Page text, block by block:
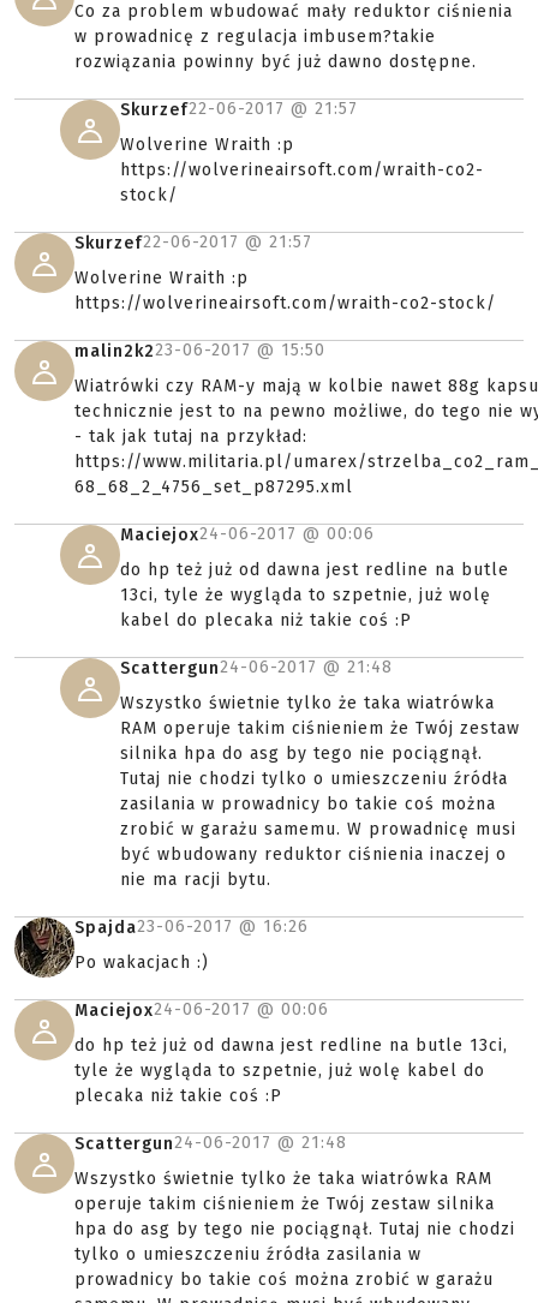
Co za problem wbudować mały reduktor ciśnienia
w prowadnicę z regulacja imbusem?takie
rozwiązania powinny być już dawno dostępne.
Skurzef22-06-2017 @ 21:57
Wolverine Wraith :p
https://wolverineairsoft.com/wraith-co2-
stock/
Skurzef22-06-2017 @ 21:57
Wolverine Wraith :p
https://wolverineairsoft.com/wraith-co2-stock/
malin2k223-06-2017 @ 15:50
Wiatrówki czy RAM-y mają w kolbie nawet 88g
technicznie jest to na pewno możliwe, do tego nie
- tak jak tutaj na przykład:
https://www.militaria.pl/umarex/
68_68_2_4756_set_p87295.xml
Maciejox24-06-2017 @ 00:06
do hp też już od dawna jest redline na butle
13ci, tyle że wygląda to szpetnie, już wolę
kabel do plecaka niż takie coś :P
Scattergun24-06-2017 @ 21:48
Wszystko świetnie tylko że taka wiatrówka
RAM operuje takim ciśnieniem że Twój zestaw
silnika hpa do asg by tego nie pociągnął.
Tutaj nie chodzi tylko o umieszczeniu źródła
zasilania w prowadnicy bo takie coś można
zrobić w garażu samemu. W prowadnicę musi
być wbudowany reduktor ciśnienia inaczej o
nie ma racji bytu.
Spajda23-06-2017 @ 16:26
Po wakacjach :)
Maciejox24-06-2017 @ 00:06
do hp też już od dawna jest redline na butle 13ci,
tyle że wygląda to szpetnie, już wolę kabel do
plecaka niż takie coś :P
Scattergun24-06-2017 @ 21:48
Wszystko świetnie tylko że taka wiatrówka RAM
operuje takim ciśnieniem że Twój zestaw silnika
hpa do asg by tego nie pociągnął. Tutaj nie chodzi
tylko o umieszczeniu źródła zasilania w
prowadnicy bo takie coś można zrobić w garażu